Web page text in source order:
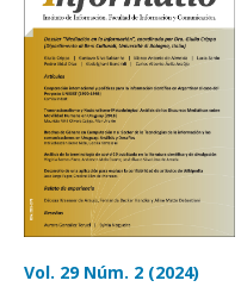
Vol. 29 Núm. 2 (2024)